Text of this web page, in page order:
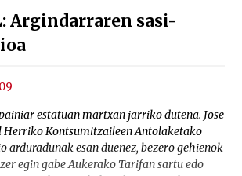
Argindarraren sasi-
estatuan martxan jarriko dutena. Jose
Herriko Kontsumitzaileen Antolaketako
arduradunak esan duenez, bezero gehienok
egin gabe Aukerako Tarifan sartu edo